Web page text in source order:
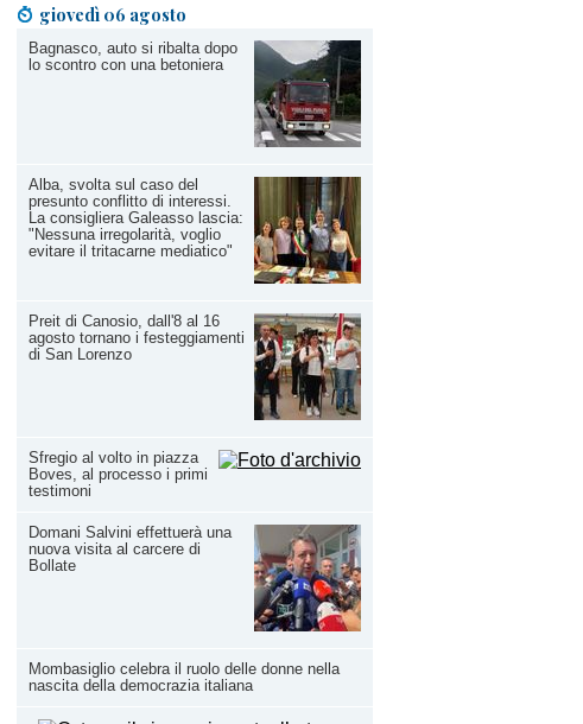
giovedì 06 agosto
Bagnasco, auto si ribalta dopo
lo scontro con una betoniera
Alba, svolta sul caso del
presunto conflitto di interessi.
La consigliera Galeasso lascia:
"Nessuna irregolarità, voglio
evitare il tritacarne mediatico"
Preit di Canosio, dall'8 al 16
agosto tornano i festeggiamenti
di San Lorenzo
Sfregio al volto in piazza
Boves, al processo i primi
testimoni
Domani Salvini effettuerà una
nuova visita al carcere di
Bollate
Mombasiglio celebra il ruolo delle donne nella
nascita della democrazia italiana